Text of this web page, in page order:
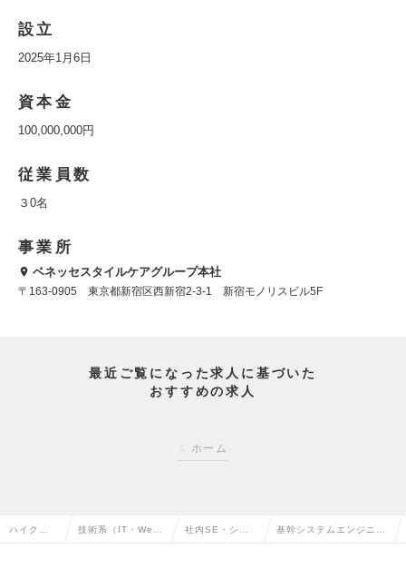
設立
2025年1月6日
資本金
100,000,000円
従業員数
３0名
事業所
ベネッセスタイルケアグループ本社
〒163-0905 東京都新宿区西新宿2-3-1 新宿モノリスビル5F
最近ご覧になった求人に基づいた
おすすめの求人
ホーム
ハイクラス 技術系（IT・We 社内SE・シス 基幹システムエンジニア